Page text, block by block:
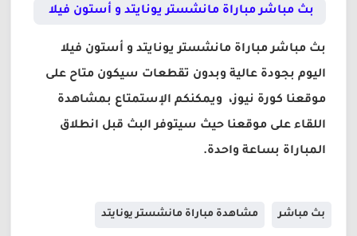
بث مباشر مباراة مانشستر يونايتد و أستون فيلا
بث مباشر مباراة مانشستر يونايتد و أستون فيلا
اليوم بجودة عالية وبدون تقطعات سيكون متاح على
موقعنا كورة نيوز، ويمكنكم الإستمتاع بمشاهدة
اللقاء على موقعنا حيث سيتوفر البث قبل انطلاق
المباراة بساعة واحدة.
بث مباشر مشاهدة مباراة مانشستر يونايتد